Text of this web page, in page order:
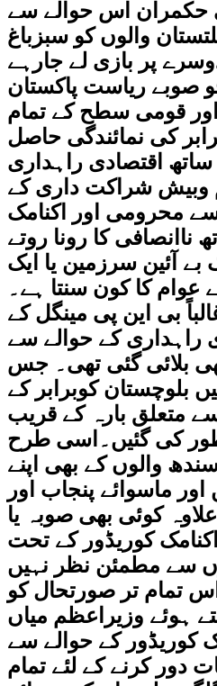
حکمران اس حوالے سے
والوں کو سبزباغ
پر بازی لے جارہے
صوبے ریاست پاکستان
قومی سطح کے تمام
کی نمائندگی حاصل
اقتصادی راہداری
وبیش شراکت داری کے
محرومی اور اکنامک
ناانصافی کا رونا روتے
بے آئین سرزمین یا ایک
عوام کا کون سنتا ہے۔
بی این پی مینگل کے
راہداری کے حوالے سے
بلائی گئی تھی۔ جس
بلوچستان کوبرابر کے
متعلق بارہ کے قریب
کی گئیں۔اسی طرح
سندھ والوں کے بھی اپنے
ماسوائے پنجاب اور
کوئی بھی صوبہ یا
کوریڈور کے تحت
سے مطمئن نظر نہیں
تمام تر صورتحال کو
ہوئے وزیراعظم میاں
کوریڈور کے حوالے سے
دور کرنے کے لئے تمام